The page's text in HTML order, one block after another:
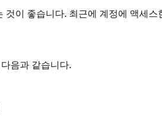
이 좋습니다. 최근에 계정에 액세
음과 같습니다.